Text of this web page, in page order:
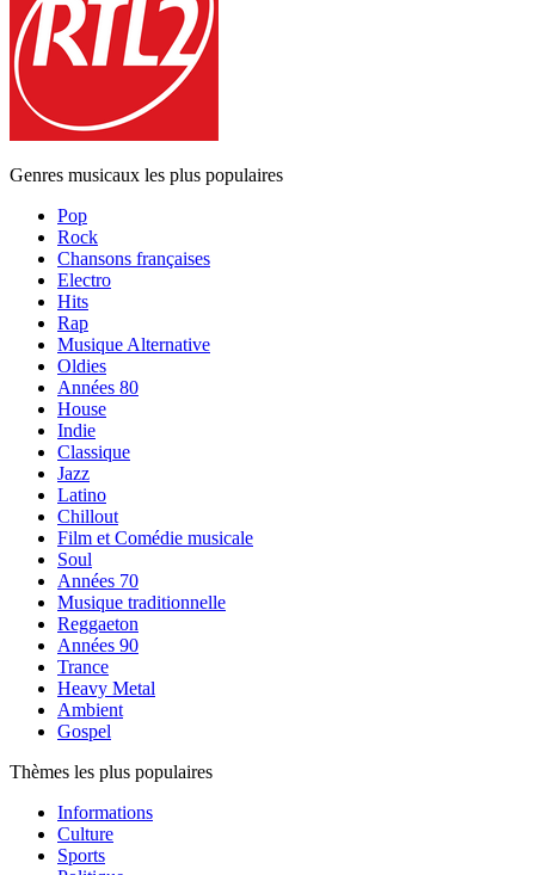
Genres musicaux les plus populaires
Pop
Rock
Chansons françaises
Electro
Hits
Rap
Musique Alternative
Oldies
Années 80
House
Indie
Classique
Jazz
Latino
Chillout
Film et Comédie musicale
Soul
Années 70
Musique traditionnelle
Reggaeton
Années 90
Trance
Heavy Metal
Ambient
Gospel
Thèmes les plus populaires
Informations
Culture
Sports